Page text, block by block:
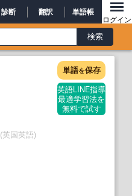
診断 翻訳 単語帳
ログイン
単語を保存
英語LINE指導
最適学習法を
無料で試す
(英国英語)